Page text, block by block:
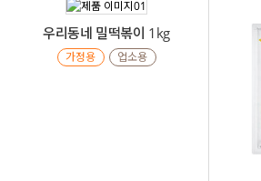
우리동네 밀떡볶이 1kg
가정용 업소용